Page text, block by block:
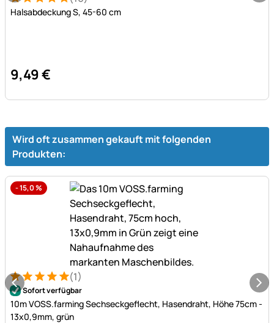
Bewertung: 5 von 5 (16 Bewertungen)
16 Bewertungen
Halsabdeckung S, 45-60 cm
9,49€
Wird oft zusammen gekauft mit folgenden
Produkten:
-15,0%
Bewertung: 5 von 5 (1 Bewertungen)
1 Bewertung (1)
Sofort verfügbar
10m VOSS.farming Sechseckgeflecht, Hasendraht, Höhe 75cm -
13x0,9mm, grün